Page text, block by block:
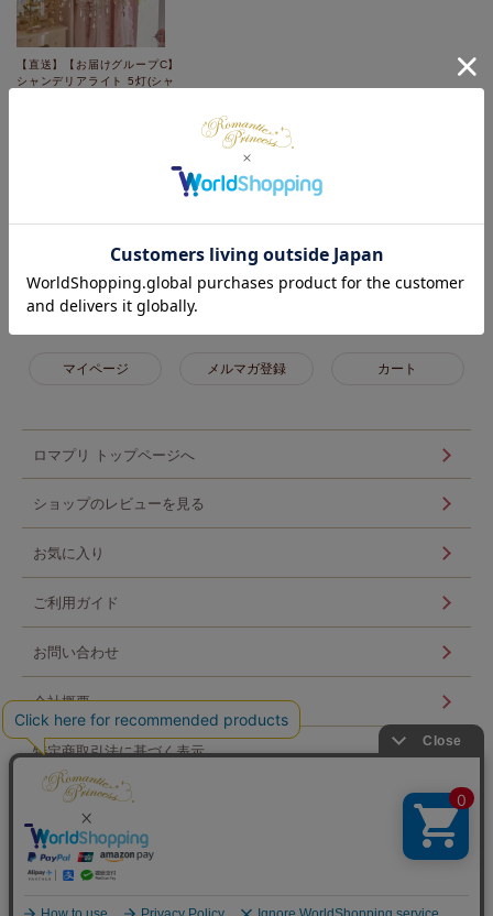
【直送】【お届けグループC】
シャンデリアライト 5灯(シャ
ピンクのガラスビーズがすごく綺麗でめちゃくちゃ可愛いです。
とても豪華に見えて購入して本当に良かったです。
クオリティーは高いのに値段は安くて驚きました。
1件中 1-1件表示
マイページ メルマガ登録 カート
ロマプリ トップページへ
ショップのレビューを見る
お気に入り
ご利用ガイド
お問い合わせ
会社概要
特定商取引法に基づく表示
個人情報の取扱い
ログイン